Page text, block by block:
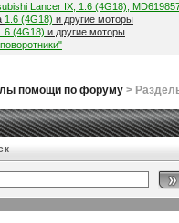
Lancer IX, 1.6 (4G18),
1.6 (4G18) и другие моторы
(4G18) и другие моторы
помощи по форуму>